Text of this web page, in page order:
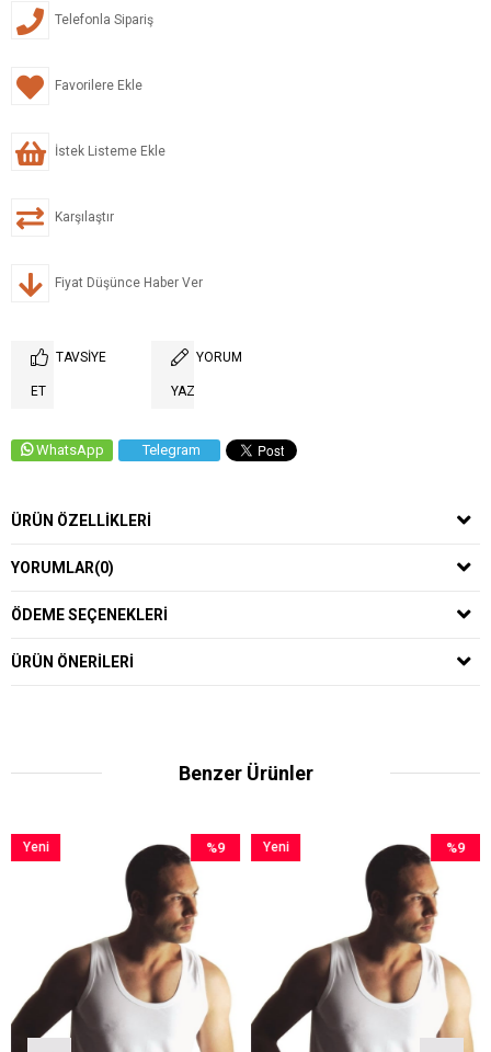
Telefonla Sipariş
Favorilere Ekle
İstek Listeme Ekle
Karşılaştır
Fiyat Düşünce Haber Ver
TAVSIYE
ET
YORUM
YAZ
WhatsApp Telegram
ÜRÜN ÖZELLIKLERI
YORUMLAR(0)
ÖDEME SEÇENEKLERI
ÜRÜN ÖNERILERI
Benzer Ürünler
%9
İndirim
%9İndirim
%9
İndirim
%9İndirim